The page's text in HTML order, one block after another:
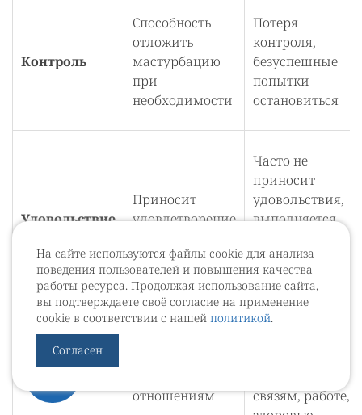
На сайте используются файлы cookie для анализа
поведения пользователей и повышения качества
работы ресурса. Продолжая использование сайта,
вы подтверждаете своё согласие на применение
cookie в соответствии с нашей политикой.
Согласен
Контроль
Способность
отложить
мастурбацию
при
необходимости
Потеря
контроля,
безуспешные
попытки
остановиться
Удовольствие
Приносит
удовлетворение
Часто не
приносит
удовольствия,
выполняется
тревоги/
дисфории
отношениям
связям, работе,